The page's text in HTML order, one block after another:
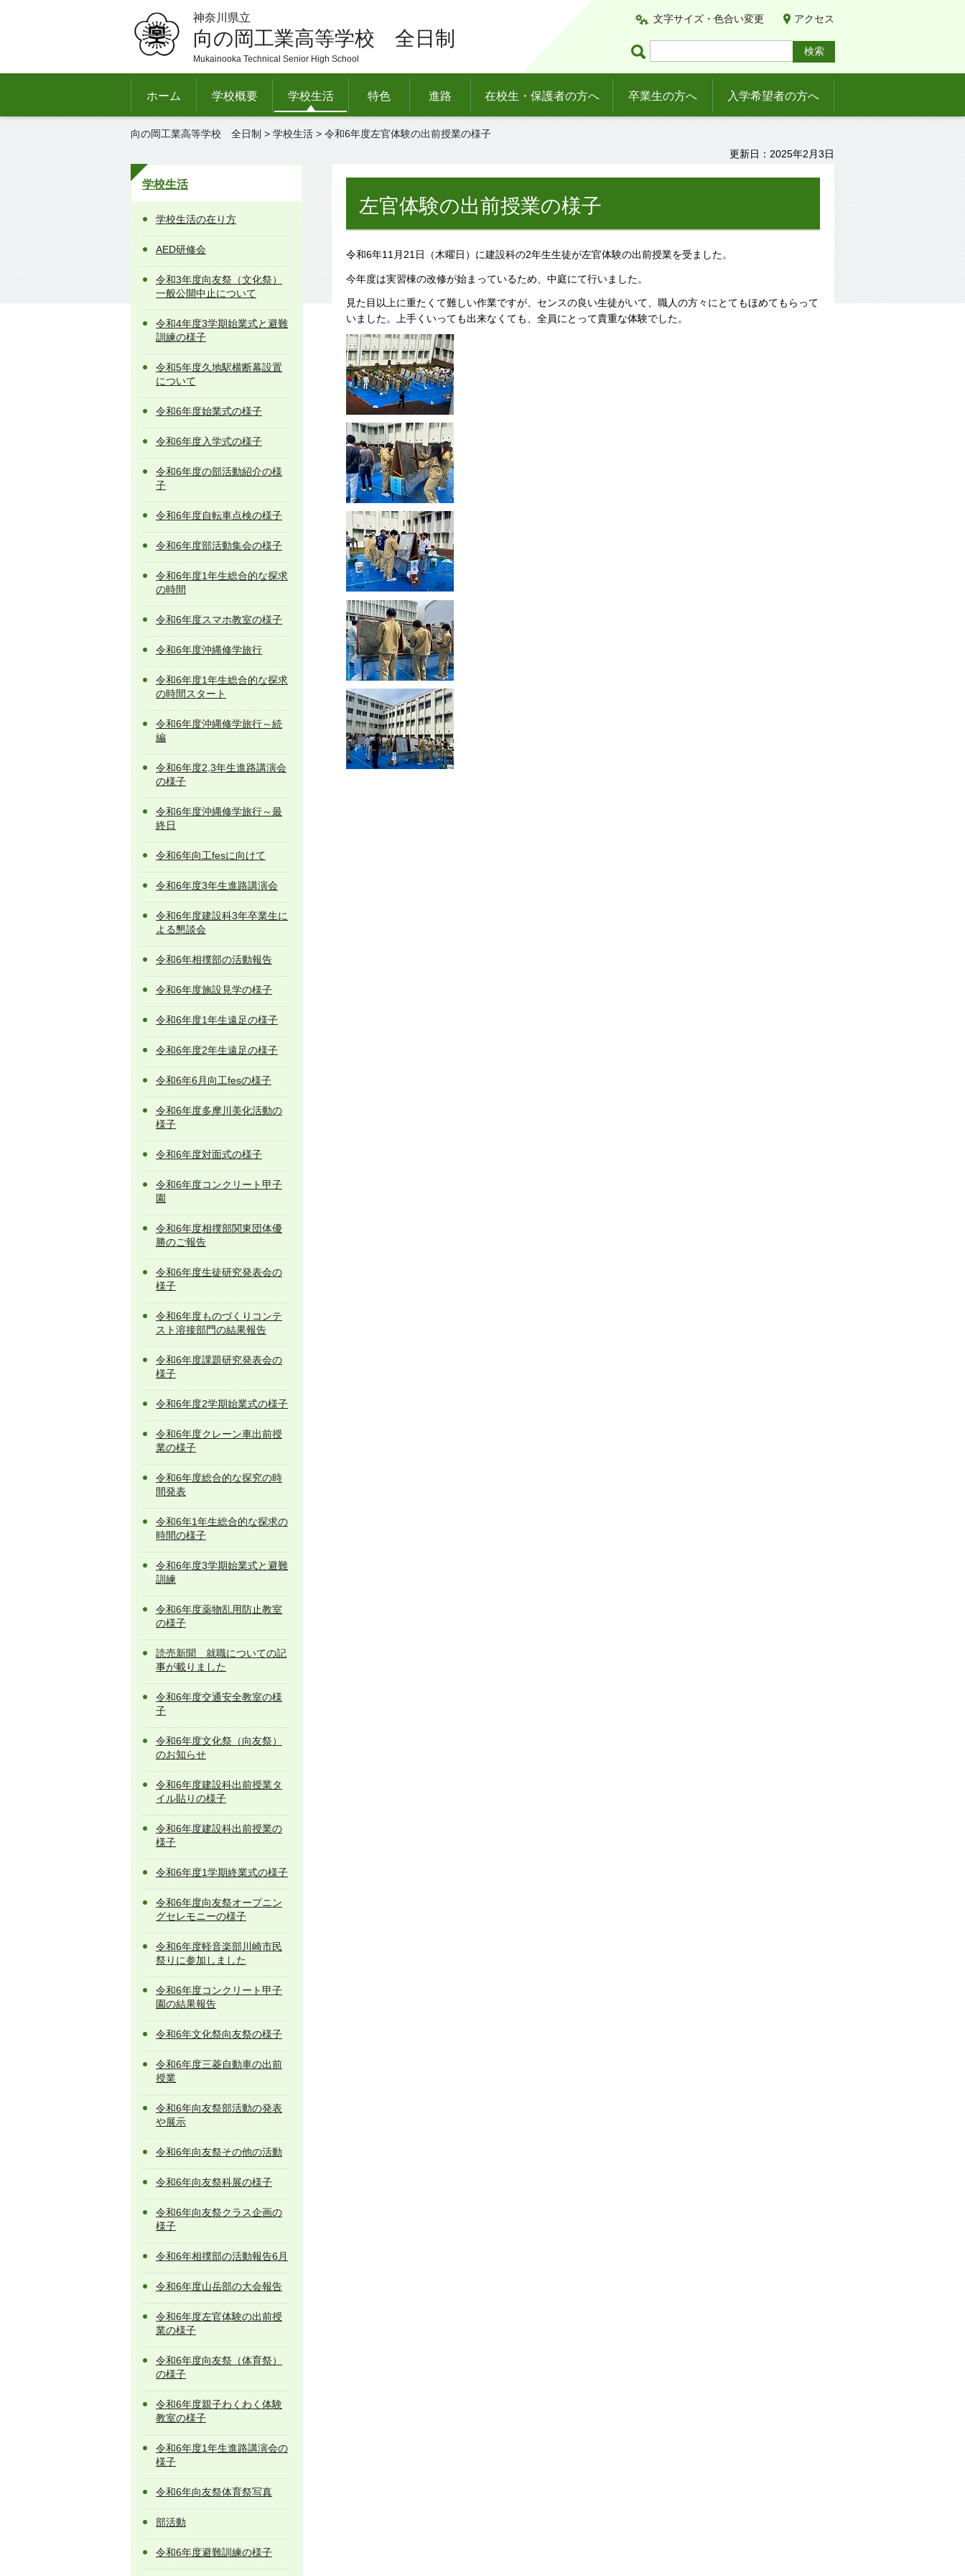
神奈川県立
向の岡工業高等学校 全日制
Mukainooka Technical Senior High School
文字サイズ・色合い変更 アクセス
ホーム 学校概要 学校生活 特色 進路 在校生・保護者の方へ 卒業生の方へ 入学希望者の方へ
向の岡工業高等学校 全日制 > 学校生活 > 令和6年度左官体験の出前授業の様子
更新日：2025年2月3日
学校生活
学校生活の在り方
AED研修会
令和3年度向友祭（文化祭）
一般公開中止について
令和4年度3学期始業式と避難
訓練の様子
令和5年度久地駅横断幕設置
について
令和6年度始業式の様子
令和6年度入学式の様子
令和6年度の部活動紹介の様
子
令和6年度自転車点検の様子
令和6年度部活動集会の様子
令和6年度1年生総合的な探求
の時間
令和6年度スマホ教室の様子
令和6年度沖縄修学旅行
令和6年度1年生総合的な探求
の時間スタート
令和6年度沖縄修学旅行～続
編
令和6年度2,3年生進路講演会
の様子
令和6年度沖縄修学旅行～最
終日
令和6年向工fesに向けて
令和6年度3年生進路講演会
令和6年度建設科3年卒業生に
よる懇談会
令和6年相撲部の活動報告
令和6年度施設見学の様子
令和6年度1年生遠足の様子
令和6年度2年生遠足の様子
令和6年6月向工fesの様子
令和6年度多摩川美化活動の
様子
令和6年度対面式の様子
令和6年度コンクリート甲子
園
令和6年度相撲部関東団体優
勝のご報告
令和6年度生徒研究発表会の
様子
令和6年度ものづくりコンテ
スト溶接部門の結果報告
令和6年度課題研究発表会の
様子
令和6年度2学期始業式の様子
令和6年度クレーン車出前授
業の様子
令和6年度総合的な探究の時
間発表
令和6年1年生総合的な探求の
時間の様子
令和6年度3学期始業式と避難
訓練
令和6年度薬物乱用防止教室
の様子
読売新聞 就職についての記
事が載りました
令和6年度交通安全教室の様
子
令和6年度文化祭（向友祭）
のお知らせ
令和6年度建設科出前授業タ
イル貼りの様子
令和6年度建設科出前授業の
様子
令和6年度1学期終業式の様子
令和6年度向友祭オープニン
グセレモニーの様子
令和6年度軽音楽部川崎市民
祭りに参加しました
令和6年度コンクリート甲子
園の結果報告
令和6年文化祭向友祭の様子
令和6年度三菱自動車の出前
授業
令和6年向友祭部活動の発表
や展示
令和6年向友祭その他の活動
令和6年向友祭科展の様子
令和6年向友祭クラス企画の
様子
令和6年相撲部の活動報告6月
令和6年度山岳部の大会報告
令和6年度左官体験の出前授
業の様子
令和6年度向友祭（体育祭）
の様子
令和6年度親子わくわく体験
教室の様子
令和6年度1年生進路講演会の
様子
令和6年向友祭体育祭写真
部活動
令和6年度避難訓練の様子
左官体験の出前授業の様子
令和6年11月21日（木曜日）に建設科の2年生生徒が左官体験の出前授業を受ました。
今年度は実習棟の改修が始まっているため、中庭にて行いました。
見た目以上に重たくて難しい作業ですが、センスの良い生徒がいて、職人の方々にとてもほめてもらって
いました。上手くいっても出来なくても、全員にとって貴重な体験でした。